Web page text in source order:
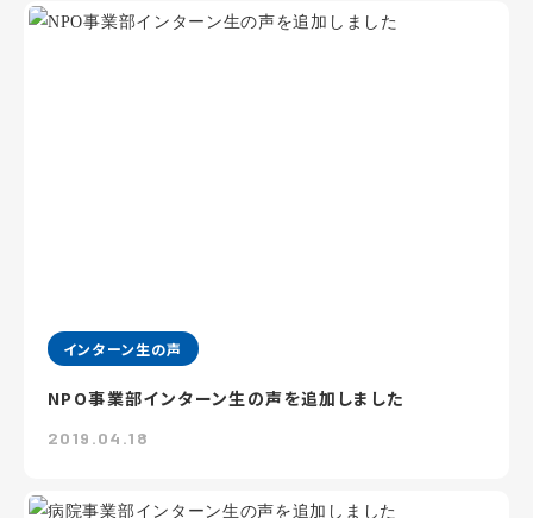
インターン生の声
NPO事業部インターン生の声を追加しました
2019.04.18